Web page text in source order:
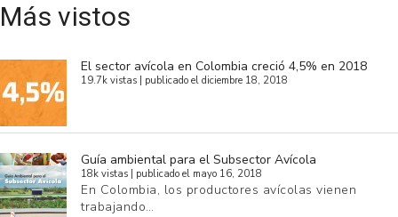
Más vistos
El sector avícola en Colombia creció 4,5% en 2018
19.7k vistas publicado el diciembre 18, 2018
Guía ambiental para el Subsector Avícola
18k vistas publicado el mayo 16, 2018
En Colombia, los productores avícolas vienen
trabajando…